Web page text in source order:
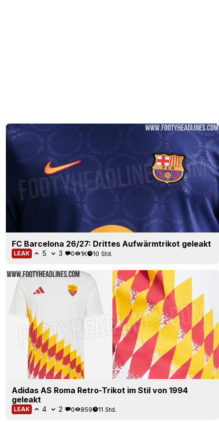
FC Barcelona 26/27: Drittes Aufwärmtrikot geleakt
LEAK 5 3 0 1K 10 Std.
Adidas AS Roma Retro-Trikot im Stil von 1994
geleakt
LEAK 4 2 0 859 11 Std.